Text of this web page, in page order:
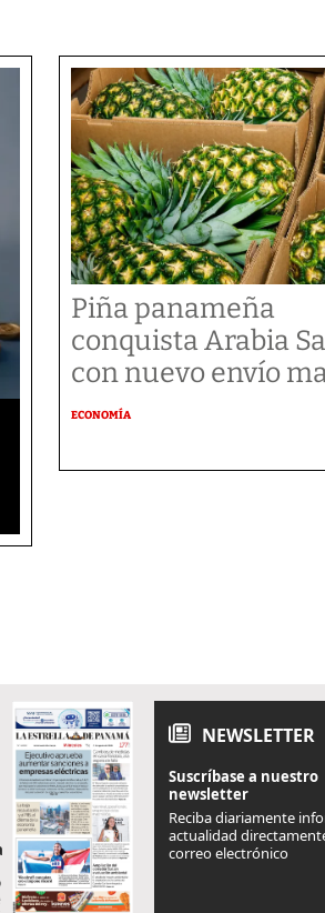
Piña panameña
conquista Arabia
con nuevo envío
ECONOMÍA
NEWSLETTER
Suscríbase a nuestro
newsletter
Reciba diariamente
actualidad
correo electrónico